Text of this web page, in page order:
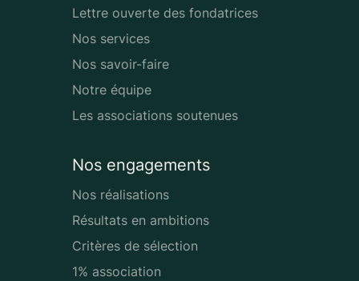
Lettre ouverte des fondatrices
Nos services
Nos savoir-faire
Notre équipe
Les associations soutenues
Nos engagements
Nos réalisations
Résultats en ambitions
Critères de sélection
1% association